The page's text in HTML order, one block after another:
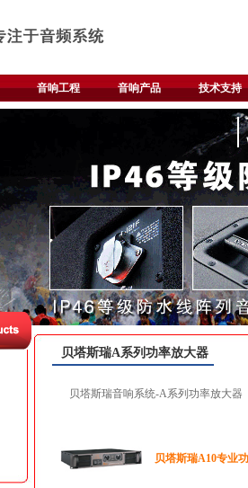
音响工程 音响产品 技术支持
贝塔斯瑞A系列功率放大器
贝塔斯瑞音响系统-A系列功率放大器
贝塔斯瑞A10专业